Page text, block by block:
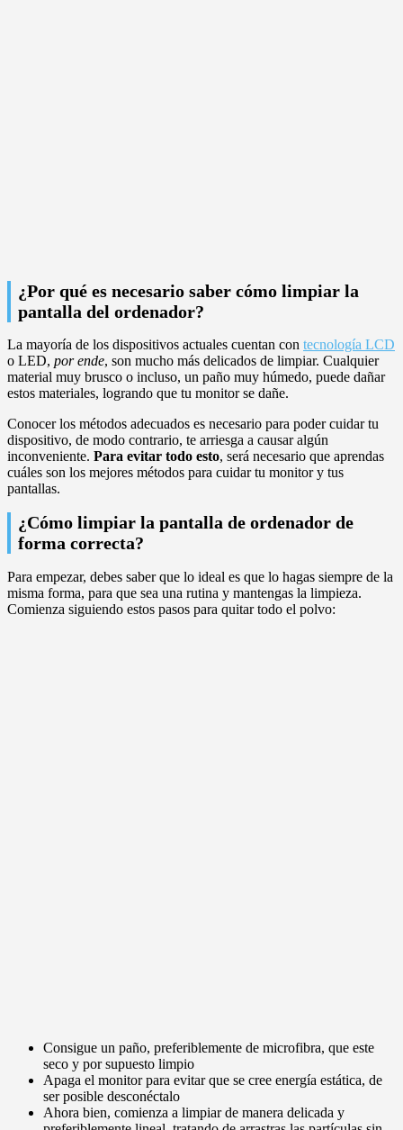
¿Por qué es necesario saber cómo limpiar la
pantalla del ordenador?
La mayoría de los dispositivos actuales cuentan con tecnología LCD
o LED, por ende, son mucho más delicados de limpiar. Cualquier
material muy brusco o incluso, un paño muy húmedo, puede dañar
estos materiales, logrando que tu monitor se dañe.
Conocer los métodos adecuados es necesario para poder cuidar tu
dispositivo, de modo contrario, te arriesga a causar algún
inconveniente. Para evitar todo esto, será necesario que aprendas
cuáles son los mejores métodos para cuidar tu monitor y tus
pantallas.
¿Cómo limpiar la pantalla de ordenador de
forma correcta?
Para empezar, debes saber que lo ideal es que lo hagas siempre de la
misma forma, para que sea una rutina y mantengas la limpieza.
Comienza siguiendo estos pasos para quitar todo el polvo:
Consigue un paño, preferiblemente de microfibra, que este
seco y por supuesto limpio
Apaga el monitor para evitar que se cree energía estática, de
ser posible desconéctalo
Ahora bien, comienza a limpiar de manera delicada y